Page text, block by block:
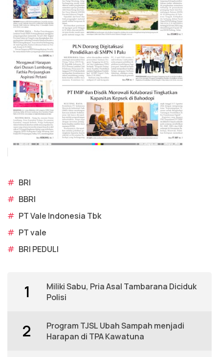
# BRI
# BBRI
# PT Vale Indonesia Tbk
# PT vale
# BRI PEDULI
1
Miliki Sabu, Pria Asal Tambarana Diciduk
Polisi
2
Program TJSL Ubah Sampah menjadi
Harapan di TPA Kawatuna